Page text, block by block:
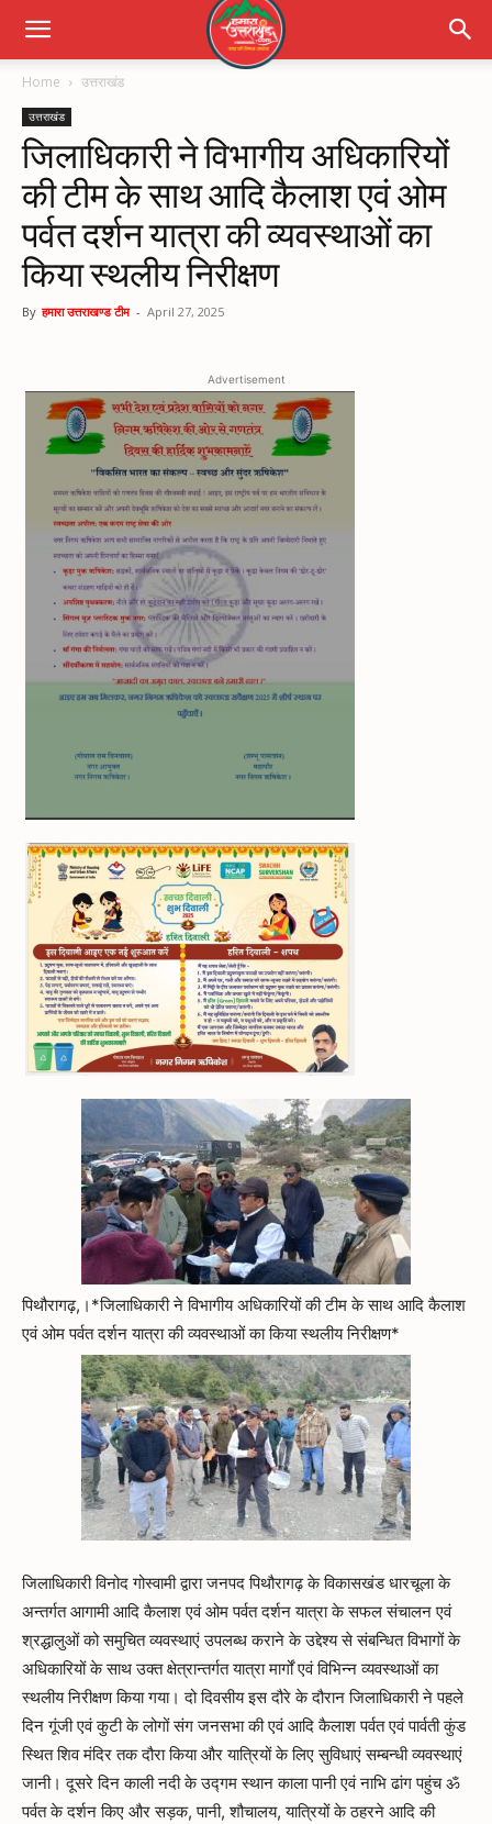
Home उत्तराखंड
उत्तराखंड
जिलाधिकारी ने विभागीय अधिकारियों
की टीम के साथ आदि कैलाश एवं ओम
पर्वत दर्शन यात्रा की व्यवस्थाओं का
किया स्थलीय निरीक्षण
By हमारा उत्तराखण्ड टीम - April 27, 2025
Advertisement
पिथौरागढ़,।*जिलाधिकारी ने विभागीय अधिकारियों की टीम के साथ आदि कैलाश
एवं ओम पर्वत दर्शन यात्रा की व्यवस्थाओं का किया स्थलीय निरीक्षण*
जिलाधिकारी विनोद गोस्वामी द्वारा जनपद पिथौरागढ़ के विकासखंड धारचूला के
अन्तर्गत आगामी आदि कैलाश एवं ओम पर्वत दर्शन यात्रा के सफल संचालन एवं
श्रद्धालुओं को समुचित व्यवस्थाएं उपलब्ध कराने के उद्देश्य से संबन्धित विभागों के
अधिकारियों के साथ उक्त क्षेत्रान्तर्गत यात्रा मार्गों एवं विभिन्न व्यवस्थाओं का
स्थलीय निरीक्षण किया गया। दो दिवसीय इस दौरे के दौरान जिलाधिकारी ने पहले
दिन गूंजी एवं कुटी के लोगों संग जनसभा की एवं आदि कैलाश पर्वत एवं पार्वती कुंड
स्थित शिव मंदिर तक दौरा किया और यात्रियों के लिए सुविधाएं सम्बन्धी व्यवस्थाएं
जानी। दूसरे दिन काली नदी के उद्गम स्थान काला पानी एवं नाभि ढांग पहुंच ॐ
पर्वत के दर्शन किए और सड़क, पानी, शौचालय, यात्रियों के ठहरने आदि की